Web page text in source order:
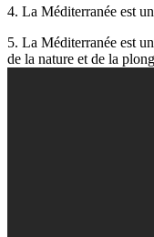
4. La Méditerranée est
5. La Méditerranée est
de la nature et de la